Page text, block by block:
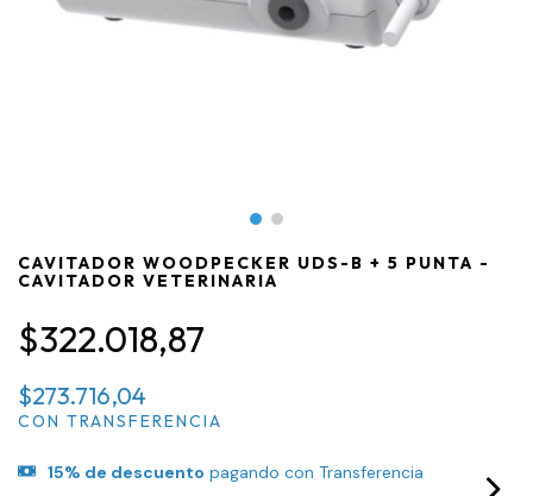
CAVITADOR WOODPECKER UDS-B + 5 PUNTA -
CAVITADOR VETERINARIA
$322.018,87
$273.716,04
CON TRANSFERENCIA
15% de descuento pagando con Transferencia